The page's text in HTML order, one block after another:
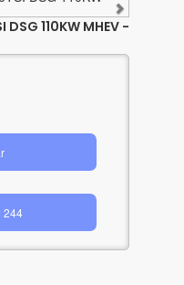
DSG 110KW MHEV -
244